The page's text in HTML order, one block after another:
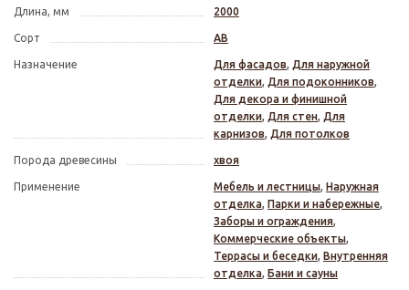
Длина, мм 2000
Сорт АВ
Назначение Для фасадов, Для наружной
отделки, Для подоконников,
Для декора и финишной
отделки, Для стен, Для
карнизов, Для потолков
Порода древесины хвоя
Применение Мебель и лестницы, Наружная
отделка, Парки и набережные,
Заборы и ограждения,
Коммерческие объекты,
Террасы и беседки, Внутренняя
отделка, Бани и сауны